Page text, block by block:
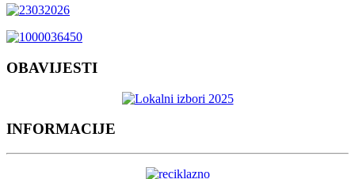
OBAVIJESTI
INFORMACIJE